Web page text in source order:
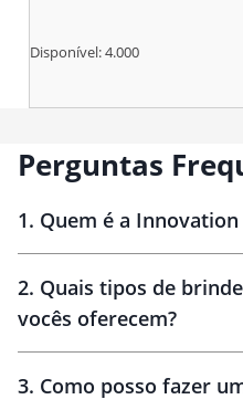
Disponível:4.000
Perguntas
1. Quem é a
Brindes
2. Quais tipos de
vocês oferecem?
3. Como posso fazer